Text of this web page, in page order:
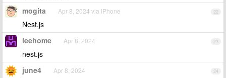
22
mogita Apr 8, 2024 via iPhone
Nest.js
23
leehome Apr 8, 2024
nest.js
24
june4 Apr 8, 2024